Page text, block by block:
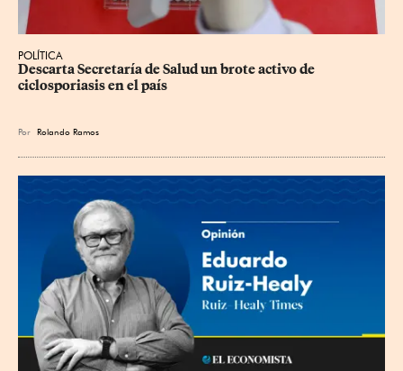
POLÍTICA
Descarta Secretaría de Salud un brote activo de
ciclosporiasis en el país
Por Rolando Ramos